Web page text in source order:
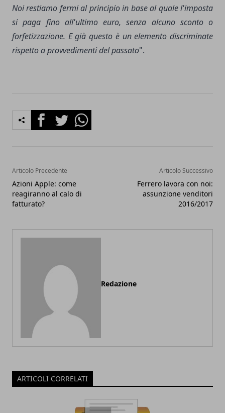
Noi restiamo fermi al principio in base al quale l'imposta
si paga fino all'ultimo euro, senza alcuno sconto o
forfetizzazione. E già questo è un elemento discriminate
rispetto a provvedimenti del passato".
FacebookTwitterWhatsapp
Articolo Precedente
Azioni Apple: come
reagiranno al calo di
fatturato?
Articolo Successivo
Ferrero lavora con noi:
assunzione venditori
2016/2017
Redazione
ARTICOLI CORRELATI